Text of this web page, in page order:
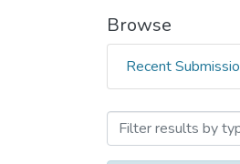
Browse
Recent
Browsing